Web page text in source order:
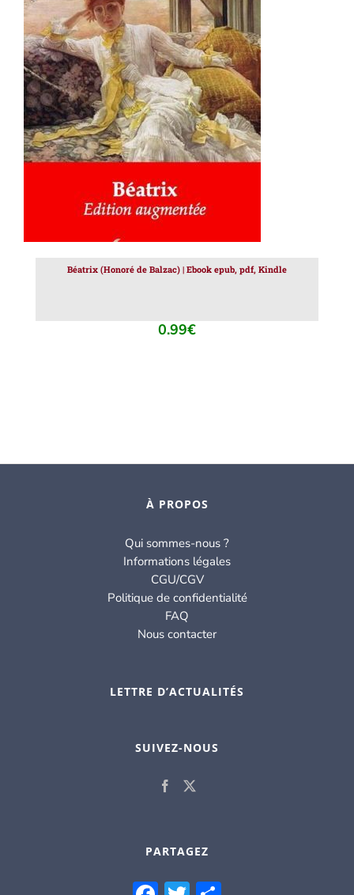
AJOUTER AU PANIER DÉTAILS
Béatrix (Honoré de Balzac) | Ebook epub, pdf, Kindle
0.99€
À PROPOS
Qui sommes-nous ?
Informations légales
CGU/CGV
Politique de confidentialité
FAQ
Nous contacter
LETTRE D’ACTUALITÉS
SUIVEZ-NOUS
PARTAGEZ